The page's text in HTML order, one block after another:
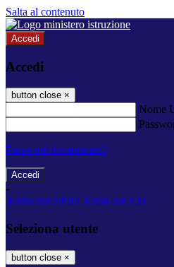
Salta al contenuto
Accedi
Accedi
button close ×
Nome
Password dimenticata?
-
Entra con SPID Entra con CIE
Seleziona utente
button close ×